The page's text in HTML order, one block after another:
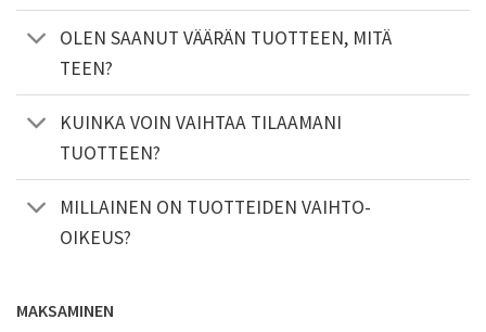
OLEN SAANUT VÄÄRÄN TUOTTEEN, MITÄ
TEEN?
KUINKA VOIN VAIHTAA TILAAMANI
TUOTTEEN?
MILLAINEN ON TUOTTEIDEN VAIHTO-
OIKEUS?
MAKSAMINEN